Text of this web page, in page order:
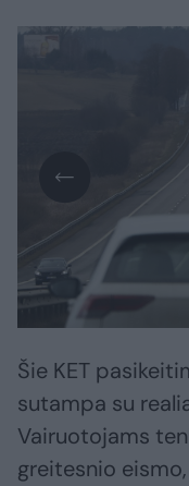
Šie KET
sutampa su
Vairuotojams
greitesnio